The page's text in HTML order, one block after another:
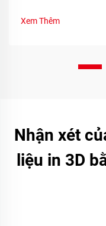
Xem Thêm
Nhận xét
liệu in 3D